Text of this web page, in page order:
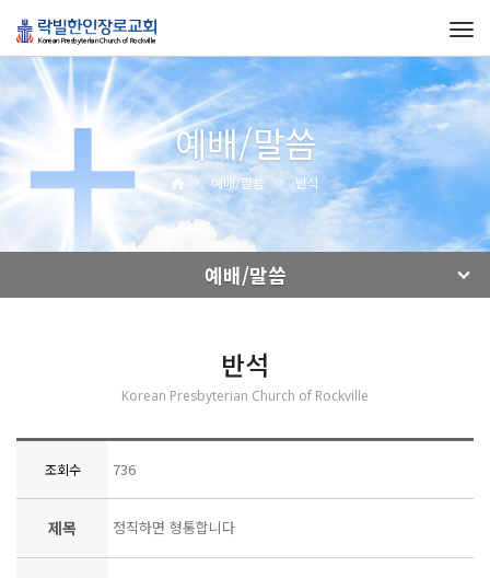
예배/말씀
예배/말씀 반석
예배/말씀
반석
Korean Presbyterian Church of Rockville
조회수 736
제목 정직하면 형통합니다